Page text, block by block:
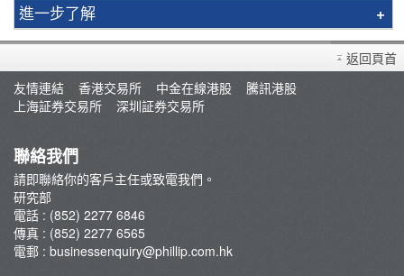
進一步了解
智識揀股
市況評論
交易員評論
返回頁首
友情連結
香港交易所 中金在線港股
騰訊港股
上海証券交易所
深圳証券交易所
聯絡我們
請即聯絡你的客戶主任或致電我們。
研究部
電話 : (852) 2277 6846
傳真 : (852) 2277 6565
電郵 : businessenquiry@phillip.com.hk